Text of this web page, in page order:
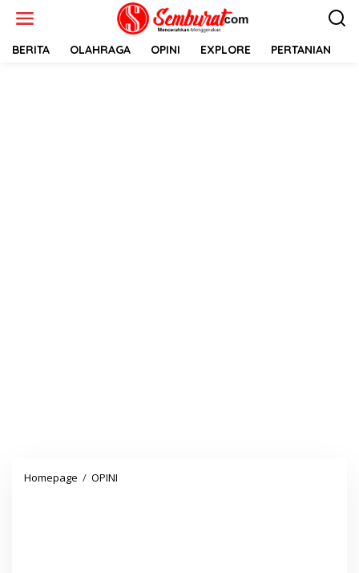
BERITA OLAHRAGA OPINI EXPLORE PERTANIAN
Homepage / OPINI